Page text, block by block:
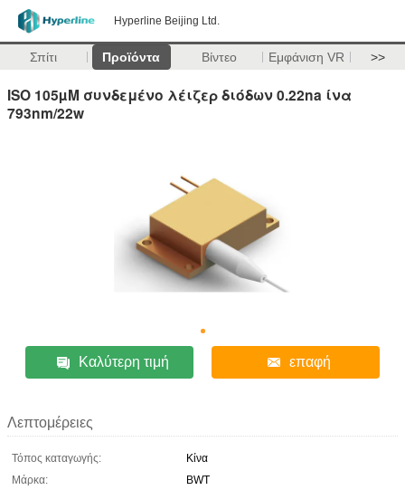
Hyperline Beijing Ltd.
Σπίτι Προϊόντα Βίντεο Εμφάνιση VR >>
ISO 105µM συνδεμένο λέιζερ διόδων 0.22na ίνα
793nm/22w
Καλύτερη τιμή επαφή
Λεπτομέρειες
Τόπος καταγωγής:
Κίνα
Μάρκα:
BWT